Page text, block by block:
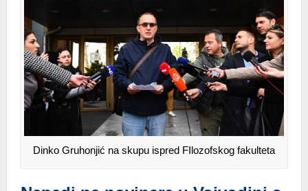
Dinko Gruhonjić na skupu ispred FIlozofskog fakulteta